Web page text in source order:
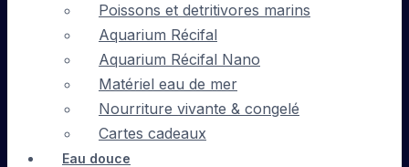
Poissons et detritivores marins
Aquarium Récifal
Aquarium Récifal Nano
Matériel eau de mer
Nourriture vivante & congelé
Cartes cadeaux
Eau douce